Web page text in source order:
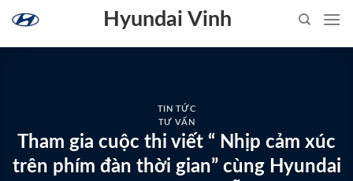
content
Hyundai Vinh
TIN TỨC
TƯ VẤN
Tham gia cuộc thi viết “ Nhịp cảm xúc
trên phím đàn thời gian” cùng Hyundai